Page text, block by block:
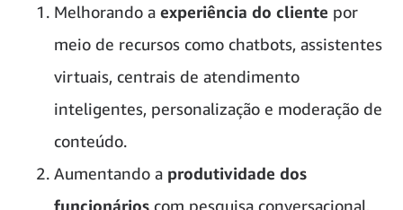
Melhorando a experiência do cliente por
meio de recursos como chatbots, assistentes
virtuais, centrais de atendimento
inteligentes, personalização e moderação de
conteúdo.
Aumentando a produtividade dos
funcionários com pesquisa conversacional,